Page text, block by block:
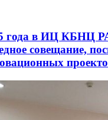
года в ИЦ КБНЦ
совещание,